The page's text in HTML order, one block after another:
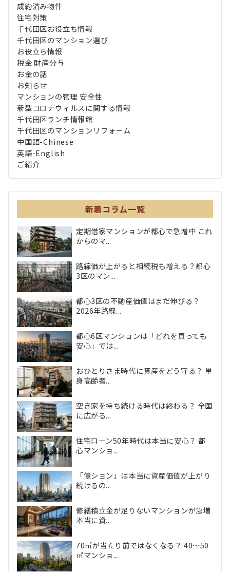
成約済み物件
住宅対策
千代田区お役立ち情報
千代田区のマンション選び
お役立ち情報
税金 財産分与
お金の話
お知らせ
マンションの管理 安全性
新型コロナウィルスに関する情報
千代田区ランチ情報館
千代田区のマンションリフォーム
中国語-Chinese
英語-English
ご紹介
新着コラム一覧
定期借家マンションが都心で急増中 これ
からのマ...
路線価が上がると相続税も増える？都心
3区のマン...
都心3区の不動産価値はまだ伸びる？
2026年路線...
都心6区マンションは「どれを買っても
安心」では...
おひとりさま時代に資産をどう守る？ 単
身高齢者...
空き家を持ち続ける時代は終わる？ 全国
に広がる...
住宅ローン50年時代は本当に安心？ 都
心マンショ...
「億ション」は本当に資産価値が上がり
続けるの...
修繕積立金が足りないマンションが急増
本当に資...
70㎡が当たり前ではなくなる？ 40〜50
㎡マンショ...